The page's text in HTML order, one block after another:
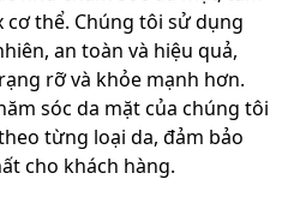
thể. Chúng tôi sử dụng
an toàn và hiệu quả,
rỡ và khỏe mạnh hơn.
sóc da mặt của chúng tôi
từng loại da, đảm bảo
cho khách hàng.